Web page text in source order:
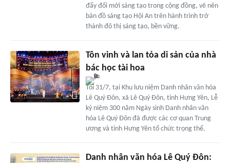
đẩy đổi mới sáng tạo trong cộng đồng, vẽ nên
bản đồ sáng tạo Hội An trên hành trình trở
thành đô thị sáng tạo, bền vững.
Tôn vinh và lan tỏa di sản của nhà
bác học tài hoa
Tối 31/7, tại Khu lưu niệm Danh nhân văn hóa
Lê Quý Đôn, xã Lê Quý Đôn, tỉnh Hưng Yên, Lễ
kỷ niệm 300 năm Ngày sinh Danh nhân văn
hóa Lê Quý Đôn đã được các cơ quan Trung
ương và tỉnh Hưng Yên tổ chức trọng thể.
Danh nhân văn hóa Lê Quý Đôn: